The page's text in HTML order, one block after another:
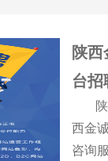
陕
台招
西金
咨询